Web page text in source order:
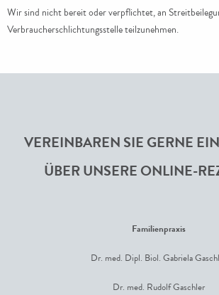
Wir sind nicht bereit oder verpflichtet, an
Verbraucherschlichtungsstelle teilzunehmen.
VEREINBAREN SIE GERNE
ÜBER UNSERE ONLINE-
Familienpraxis
Dr. med. Dipl. Biol. Gabriela
Dr. med. Rudolf Gaschler